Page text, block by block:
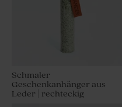
Schmaler
Geschenkanhänger aus
Leder | rechteckig